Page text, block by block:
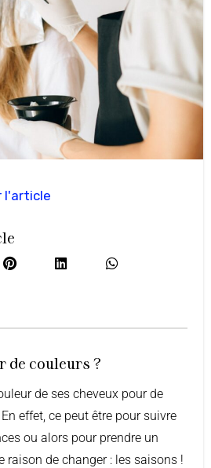
l'article
de couleurs ?
effet, ce peut être pour suivre
ou alors pour prendre un
raison de changer : les saisons !